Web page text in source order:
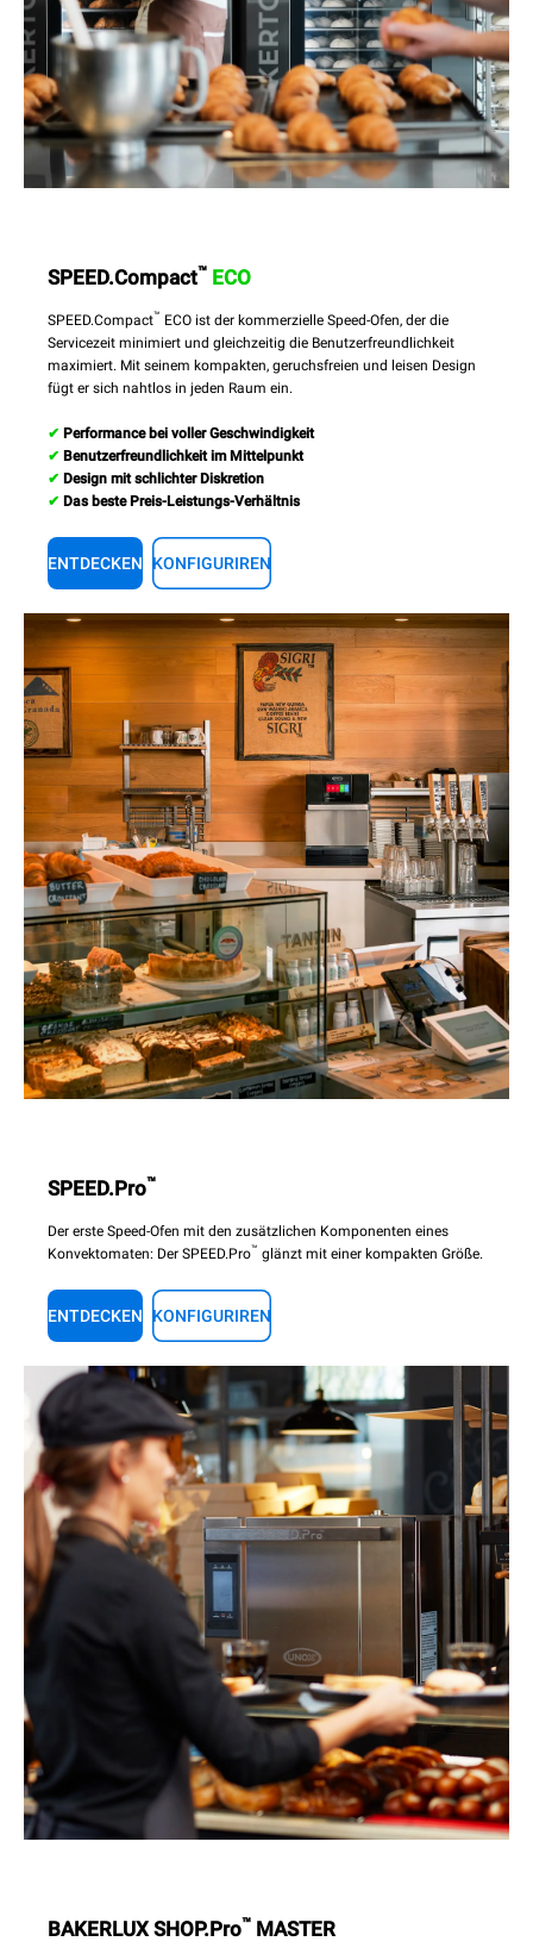
SPEED.Compact™ ECO
SPEED.Compact™ ECO ist der kommerzielle Speed-Ofen, der die
Servicezeit minimiert und gleichzeitig die Benutzerfreundlichkeit
maximiert. Mit seinem kompakten, geruchsfreien und leisen Design
fügt er sich nahtlos in jeden Raum ein.
✔ Performance bei voller Geschwindigkeit
✔ Benutzerfreundlichkeit im Mittelpunkt
✔ Design mit schlichter Diskretion
✔ Das beste Preis-Leistungs-Verhältnis
ENTDECKEN KONFIGURIREN
SPEED.Pro™
Der erste Speed-Ofen mit den zusätzlichen Komponenten eines
Konvektomaten: Der SPEED.Pro™ glänzt mit einer kompakten Größe.
ENTDECKEN KONFIGURIREN
BAKERLUX SHOP.Pro™ MASTER